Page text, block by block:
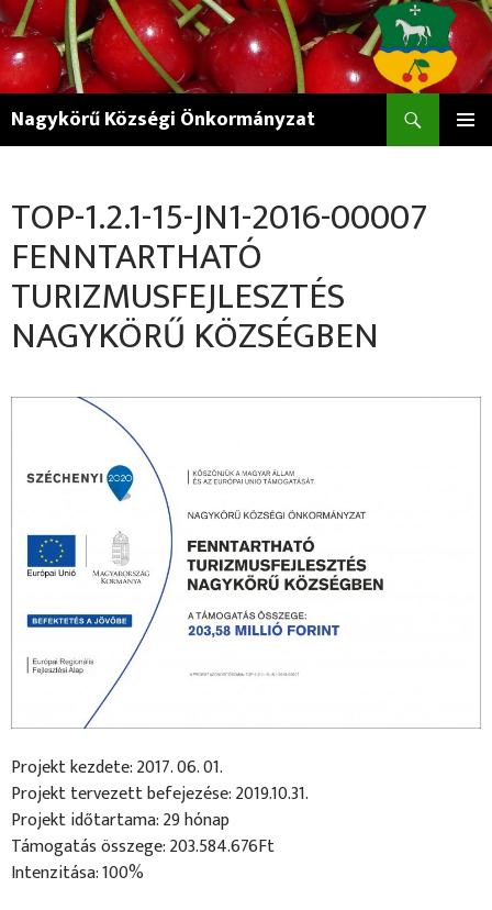
Nagykörű Községi Önkormányzat
TOP-1.2.1-15-JN1-2016-00007
FENNTARTHATÓ
TURIZMUSFEJLESZTÉS
NAGYKÖRŰ KÖZSÉGBEN
Projekt kezdete: 2017. 06. 01.
Projekt tervezett befejezése: 2019.10.31.
Projekt időtartama: 29 hónap
Támogatás összege: 203.584.676Ft
Intenzitása: 100%